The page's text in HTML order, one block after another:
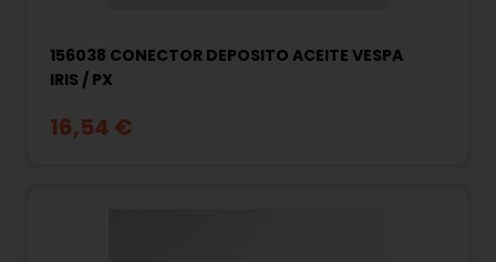
156038 CONECTOR DEPOSITO ACEITE VESPA
IRIS / PX
16,54 €